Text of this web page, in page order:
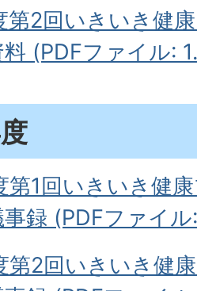
第2回いきいき健
(PDFファイル:
第1回いきいき健
録 (PDFファイ
第2回いきいき健